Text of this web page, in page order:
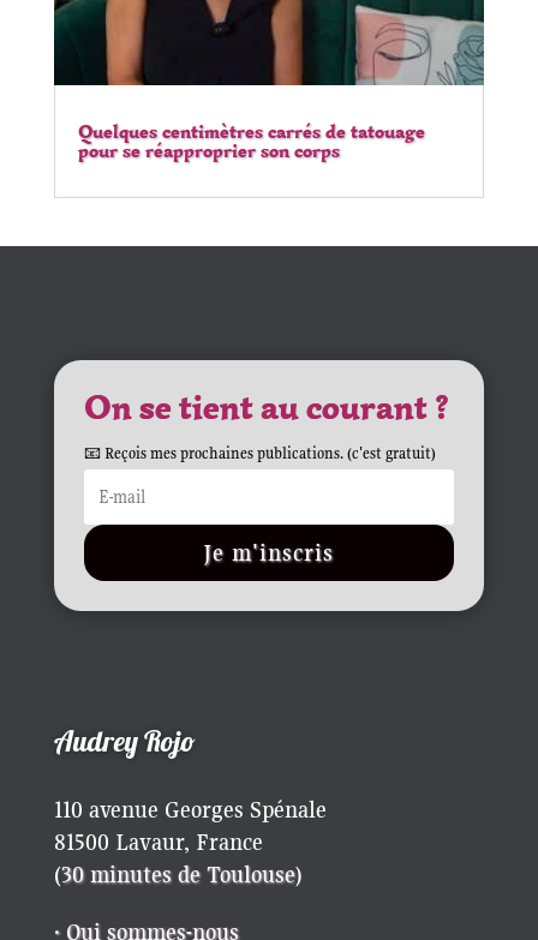
Quelques centimètres carrés de tatouage
pour se réapproprier son corps
On se tient au courant ?
📧 Reçois mes prochaines publications. (c'est gratuit)
Je m'inscris
Audrey Rojo
110 avenue Georges Spénale
81500 Lavaur, France
(30 minutes de Toulouse)
· Qui sommes-nous